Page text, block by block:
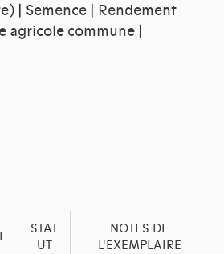
| Semence | Rendement
commune |
STAT
UT
NOTES DE
L'EXEMPLAIRE